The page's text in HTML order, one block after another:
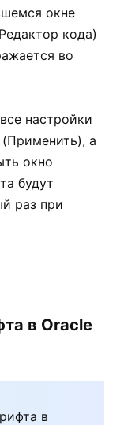
окне
кода)
во
настройки
а
окно
будут
раз при
в Oracle
в